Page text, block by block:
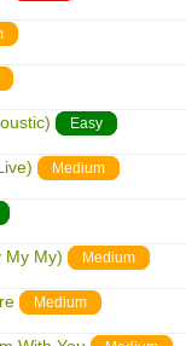
Easy
Medium
My My) Medium
Medium